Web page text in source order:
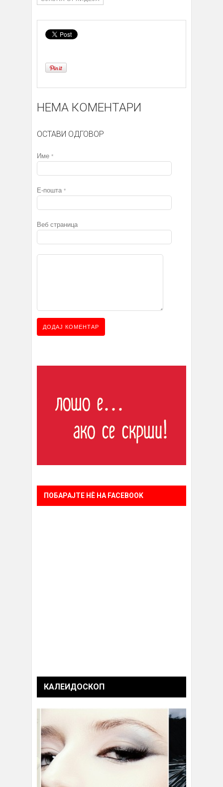
НЕМА КОМЕНТАРИ
ОСТАВИ ОДГОВОР
Име *
Е-пошта *
Веб страница
ПОБАРАЈТЕ НÈ НА FACEBOOK
КАЛЕИДОСКОП